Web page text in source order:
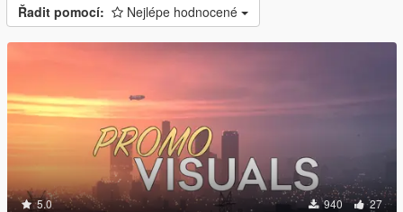
Řadit pomocí: Nejlépe hodnocené
5.0 940 27